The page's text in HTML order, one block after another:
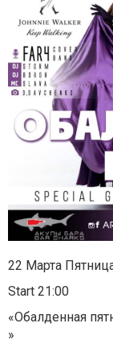
22 Марта
Start 21:00
«Обалденная
»